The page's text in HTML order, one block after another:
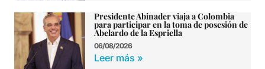
Presidente Abinader viaja a Colombia
para participar en la toma de posesión de
Abelardo de la Espriella
06/08/2026
Leer más »